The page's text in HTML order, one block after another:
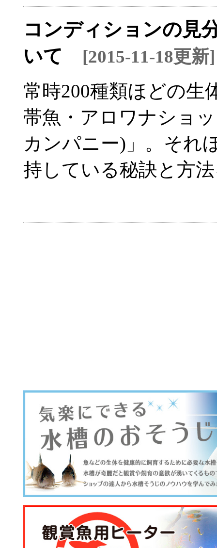
コンディションの見
いて [2015-11-18更新]
常時200種類ほどの生
帯魚・アロワナショ
カンパニー)」。それ
持している秘訣と方